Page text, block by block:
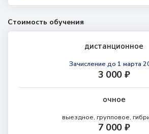
Стоимость обучения
дистанционное
Зачисление до 1 марта
3 000 ₽
очное
выездное, групповое,
7 000 ₽